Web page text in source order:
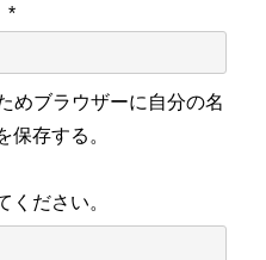
*
めブラウザーに自分の名
保存する。
ください。